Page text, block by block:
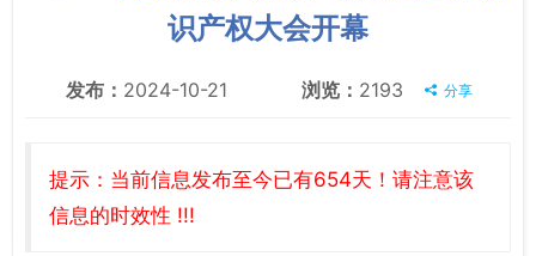
识产权大会开幕
发布： 2024-10-21 浏览： 2193 分享
提示：当前信息发布至今已有654天！请注意该
信息的时效性 !!!